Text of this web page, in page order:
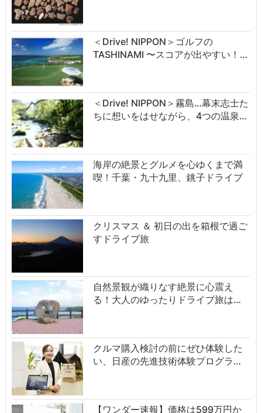
＜Drive! NIPPON＞ゴルフの
TASHINAMI 〜スコアが出やすい！…
＜Drive! NIPPON＞霧島…幕末志士た
ちに想いをはせながら、4つの温泉…
海岸の絶景とグルメを心ゆくまで満
喫！千葉・九十九里、銚子ドライブ
クリスマス ＆ 初日の出を箱根で過ご
すドライブ旅
自然景観が織りなす絶景に心震え
る！大人のゆったりドライブ旅は…
クルマ購入検討の前にぜひ体験した
い、日産の先進技術体験プログラ…
【ワンダー速報】価格は599万円か